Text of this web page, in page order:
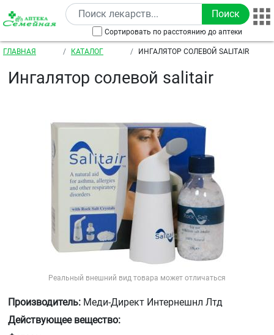
Перейти к основному содержанию
Сортировать по расстоянию до аптеки
Строка навигации
ГЛАВНАЯ КАТАЛОГ ИНГАЛЯТОР СОЛЕВОЙ SALITAIR
Ингалятор солевой salitair
Реальный внешний вид товара может отличаться
Производитель: Меди-Директ Интернешнл Лтд
Действующее вещество: